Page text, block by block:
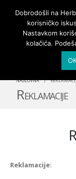
NASLOVNA
Reklamacije
Reklamacije:
Dobrodošli na
korisničko
Nastavkom
kolačića.